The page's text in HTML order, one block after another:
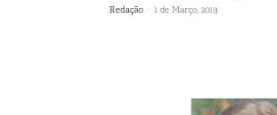
Redação - 1 de Março, 2019